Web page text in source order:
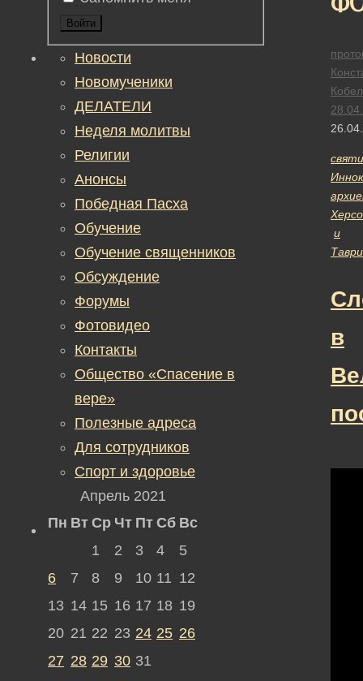
и
в
Войти
Новости
Новомученики
ДЕЛАТЕЛИ
Неделя молитвы
Религии
Анонсы
Победная Пасха
Обучение
Обучение священников
Обсуждение
Форумы
Фотовидео
Контакты
Общество «Спасение в
вере»
Полезные адреса
Для сотрудников
Спорт и здоровье
Апрель 2021
Пн Вт Ср Чт Пт Сб Вс
1
2 3 4
5
6
7 8 9 10 11 12
13 14 15 16 17 18 19
20 21 22 23 24 25 26
27 28 29 30 31